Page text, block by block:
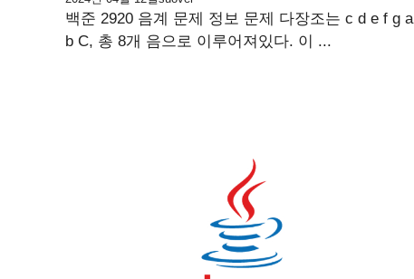
백준 2920 음계 문제 정보 문제 다장조는 c d e f g a
b C, 총 8개 음으로 이루어져있다. 이 ...